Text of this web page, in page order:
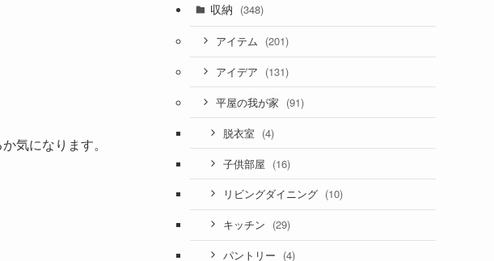
気になります。
収納 (348)
アイテム (201)
アイデア (131)
平屋の我が家 (91)
脱衣室 (4)
子供部屋 (16)
リビングダイニング (10)
キッチン (29)
パントリー (4)